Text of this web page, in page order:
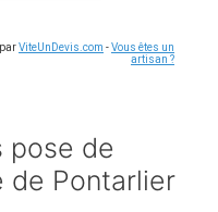
ViteUnDevis.com -Vous êtes un
artisan ?
pose de
de Pontarlier